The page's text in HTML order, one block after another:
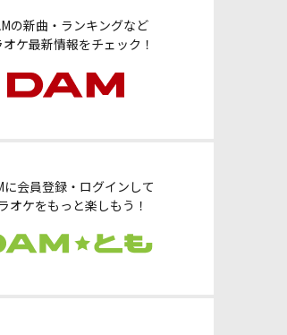
の新曲・ランキングなど
オケ最新情報をチェック！
に会員登録・ログインして
オケをもっと楽しもう！